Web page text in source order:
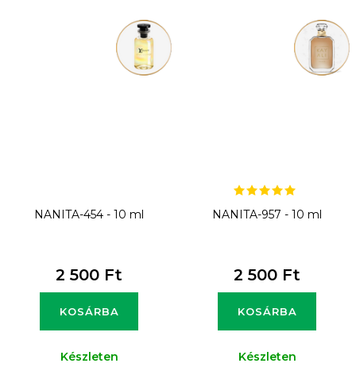
NANITA-454 - 10 ml
2 500 Ft
KOSÁRBA
Készleten
NANITA-957 - 10 ml
2 500 Ft
KOSÁRBA
Készleten